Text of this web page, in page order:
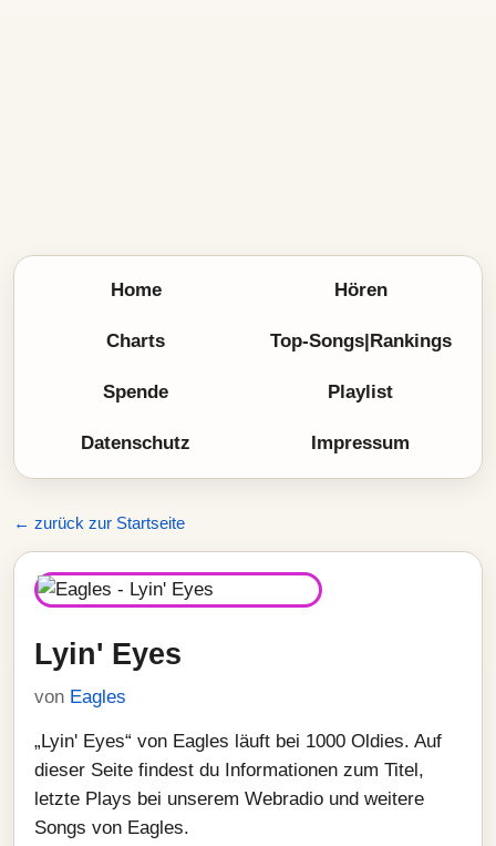
Home Hören
Charts Top-Songs|Rankings
Spende Playlist
Datenschutz Impressum
← zurück zur Startseite
Lyin' Eyes
von Eagles
„Lyin' Eyes“ von Eagles läuft bei 1000 Oldies. Auf
dieser Seite findest du Informationen zum Titel,
letzte Plays bei unserem Webradio und weitere
Songs von Eagles.